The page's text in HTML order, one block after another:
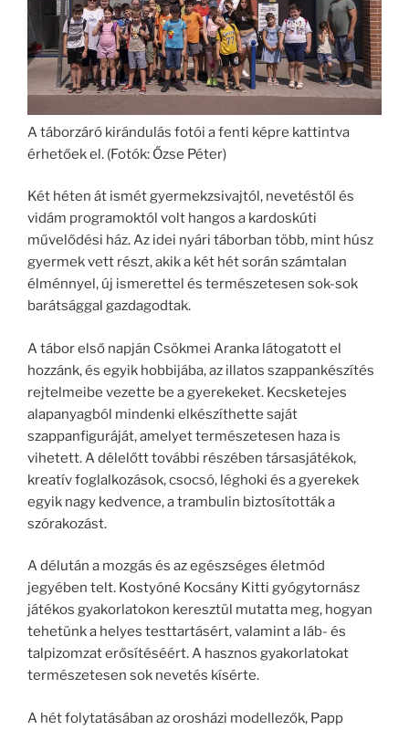
A táborzáró kirándulás fotói a fenti képre kattintva
érhetőek el. (Fotók: Őzse Péter)
Két héten át ismét gyermekzsivajtól, nevetéstől és
vidám programoktól volt hangos a kardoskúti
művelődési ház. Az idei nyári táborban több, mint húsz
gyermek vett részt, akik a két hét során számtalan
élménnyel, új ismerettel és természetesen sok-sok
barátsággal gazdagodtak.
A tábor első napján Csökmei Aranka látogatott el
hozzánk, és egyik hobbijába, az illatos szappankészítés
rejtelmeibe vezette be a gyerekeket. Kecsketejes
alapanyagból mindenki elkészíthette saját
szappanfiguráját, amelyet természetesen haza is
vihetett. A délelőtt további részében társasjátékok,
kreatív foglalkozások, csocsó, léghoki és a gyerekek
egyik nagy kedvence, a trambulin biztosították a
szórakozást.
A délután a mozgás és az egészséges életmód
jegyében telt. Kostyóné Kocsány Kitti gyógytornász
játékos gyakorlatokon keresztül mutatta meg, hogyan
tehetünk a helyes testtartásért, valamint a láb- és
talpizomzat erősítéséért. A hasznos gyakorlatokat
természetesen sok nevetés kísérte.
A hét folytatásában az orosházi modellezők, Papp